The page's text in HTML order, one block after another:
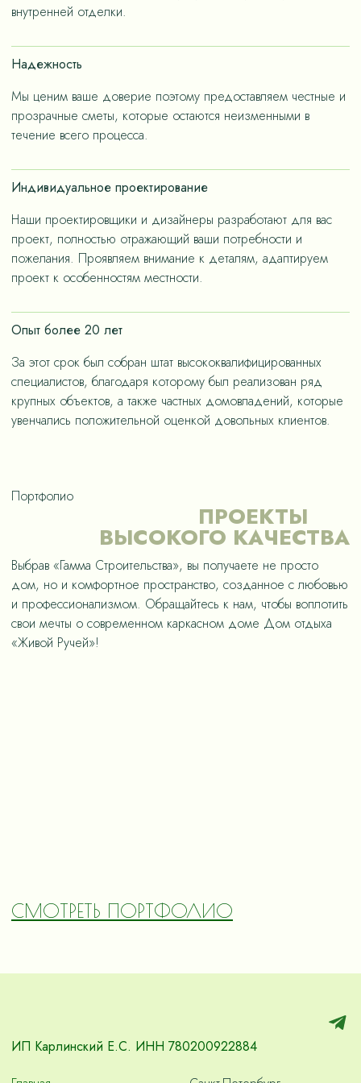
членов семьи.
– не только эстетичные, но и долговечные, как за
счет дизайнерских решений, ориентированных на
«медленную моду».
внутренней отделки.
Надежность
Мы ценим ваше доверие поэтому предоставляем честные и
прозрачные сметы, которые остаются неизменными в
течение всего процесса.
Индивидуальное проектирование
Наши проектировщики и дизайнеры разработают для вас
проект, полностью отражающий ваши потребности и
пожелания. Проявляем внимание к деталям, адаптируем
проект к особенностям местности.
Опыт более 20 лет
За этот срок был собран штат высококвалифицированных
специалистов, благодаря которому был реализован ряд
крупных объектов, а также частных домовладений, которые
увенчались положительной оценкой довольных клиентов.
Портфолио
ПРОЕКТЫ
ВЫСОКОГО КАЧЕСТВА
Выбрав «Гамма Строительства», вы получаете не просто
дом, но и комфортное пространство, созданное с любовью
и профессионализмом. Обращайтесь к нам, чтобы воплотить
свои мечты о современном каркасном доме Дом отдыха
«Живой Ручей»!
СМОТРЕТЬ ПОРТФОЛИО
ИП Карлинский Е.С. ИНН 780200922884